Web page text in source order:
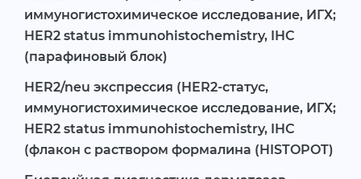
иммуногистохимическое исследование, ИГХ;
HER2 status immunohistochemistry, IHC
(парафиновый блок)
HER2/neu экспрессия (HER2-статус,
иммуногистохимическое исследование, ИГХ;
HER2 status immunohistochemistry, IHC
(флакон с раствором формалина (HISTOPOT)